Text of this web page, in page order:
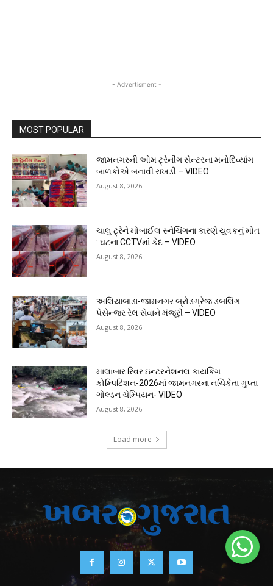
- Advertisment -
MOST POPULAR
જામનગરની ઓમ ટ્રેનીંગ સેન્ટરના મનોદિવ્યાંગ
બાળકોએ બનાવી રાખડી – VIDEO
August 8, 2026
ચાલુ ટ્રેને મોબાઈલ સ્નેચિંગના કારણે યુવકનું મોત
: ઘટના CCTVમાં કેદ – VIDEO
August 8, 2026
અલિયાબાડા-જામનગર બ્રોડગ્રેજ ડબલિંગ
પેસેન્જર રેલ સેવાને મંજૂરી – VIDEO
August 8, 2026
માલાબાર રિવર ઇન્ટરનેશનલ કાયકિંગ
કોમ્પિટિશન-2026માં જામનગરના નચિકેતા ગુપ્તા
ગોલ્ડન ચેમ્પિયન- VIDEO
August 8, 2026
Load more